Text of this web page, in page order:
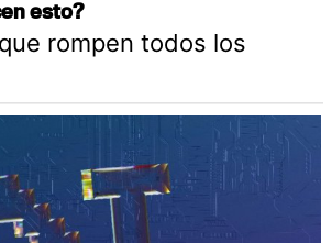
esto?
rompen todos los